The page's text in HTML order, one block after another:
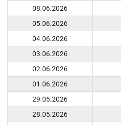
08.06.2026
05.06.2026
04.06.2026
03.06.2026
02.06.2026
01.06.2026
29.05.2026
28.05.2026